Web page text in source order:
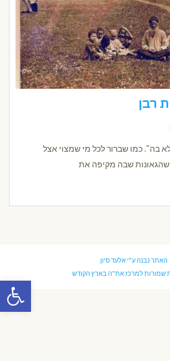
פתח
רבן
בה". כמו שברור לכל מי שמצוי אצל
שהגאונות שבה מקיפה את
האתר נבנה ע"יאלעד סיון
שמורות למרכז את"ה בארץ הקודש